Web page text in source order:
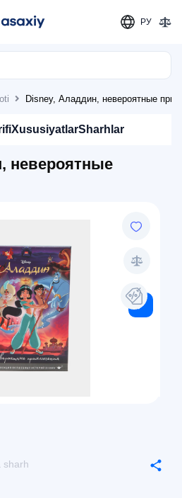
РУ
Disney, Аладдин, невероятные
XususiyatlarSharhlar
невероятные
sharh